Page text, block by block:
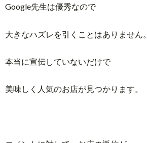
Google先生は優秀なので
大きなハズレを引くことはありません。
本当に宣伝していないだけで
美味しく人気のお店が見つかります。